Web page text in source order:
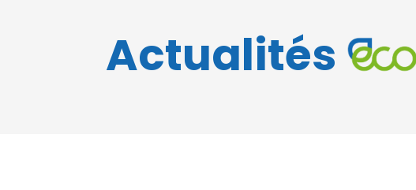
Actualités